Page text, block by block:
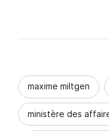
maxime miltgen
ministère des